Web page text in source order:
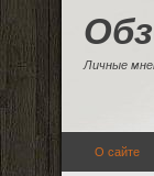
Личные
О сайте